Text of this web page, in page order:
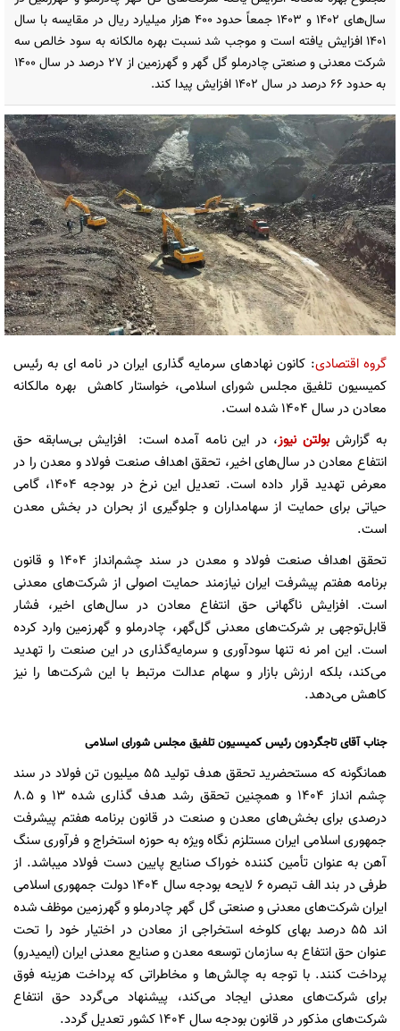
سال‌های ۱۴۰۲ و ۱۴۰۳ جمعاً حدود ۴۰۰ هزار میلیارد ریال در مقایسه با سال
۱۴۰۱ افزایش یافته است و موجب شد نسبت بهره مالکانه به سود خالص سه
شرکت معدنی و صنعتی چادرملو گل گهر و گهرزمین از ۲۷ درصد در سال ۱۴۰۰
به حدود ۶۶ درصد در سال ۱۴۰۲ افزایش پیدا کند.
گروه اقتصادی: کانون نهادهای سرمایه گذاری ایران در نامه ای به رئیس
کمیسیون تلفیق مجلس شورای اسلامی، خواستار کاهش بهره مالکانه
معادن در سال 1404 شده است.
به گزارشبولتن نیوز، در این نامه آمده است: افزایش بی‌سابقه حق
انتفاع معادن در سال‌های اخیر، تحقق اهداف صنعت فولاد و معدن را در
معرض تهدید قرار داده است. تعدیل این نرخ در بودجه 1404، گامی
حیاتی برای حمایت از سهامداران و جلوگیری از بحران در بخش معدن
است.
تحقق اهداف صنعت فولاد و معدن در سند چشم‌انداز ۱۴۰۴ و قانون
برنامه هفتم پیشرفت ایران نیازمند حمایت اصولی از شرکت‌های معدنی
است. افزایش ناگهانی حق انتفاع معادن در سال‌های اخیر، فشار
قابل‌توجهی بر شرکت‌های معدنی گل‌گهر، چادرملو و گهرزمین وارد کرده
است. این امر نه ‌تنها سودآوری و سرمایه‌گذاری در این صنعت را تهدید
می‌کند، بلکه ارزش بازار و سهام عدالت مرتبط با این شرکت‌ها را نیز
کاهش می‌دهد.
جناب آقای تاجگردون رئیس کمیسیون تلفیق مجلس شورای اسلامی
همانگونه که مستحضرید تحقق هدف تولید ۵۵ میلیون تن فولاد در سند
چشم انداز ۱۴۰۴ و همچنین تحقق رشد هدف گذاری شده ۱۳ و ۸.۵
درصدی برای بخش‌های معدن و صنعت در قانون برنامه هفتم پیشرفت
جمهوری اسلامی ایران مستلزم نگاه ویژه به حوزه استخراج و فرآوری سنگ
آهن به عنوان تأمین کننده خوراک صنایع پایین دست فولاد میباشد. از
طرفی در بند الف تبصره ۶ لایحه بودجه سال ۱۴۰۴ دولت جمهوری اسلامی
ایران شرکت‌های معدنی و صنعتی گل گهر چادرملو و گهرزمین موظف شده
اند ۵۵ درصد بهای کلوخه استخراجی از معادن در اختیار خود را تحت
عنوان حق انتفاع به سازمان توسعه معدن و صنایع معدنی ایران (ایمیدرو)
پرداخت کنند. با توجه به چالش‌ها و مخاطراتی که پرداخت هزینه فوق
برای شرکت‌های معدنی ایجاد می‌کند، پیشنهاد ‌می‌گردد حق انتفاع
شرکت‌های مذکور در قانون بودجه سال ۱۴۰۴ کشور تعدیل گردد.